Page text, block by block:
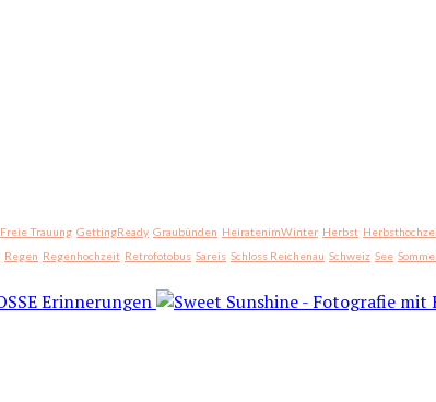
Freie Trauung GettingReady Graubünden HeiratenimWinter Herbst
Regen Regenhochzeit Retrofotobus Sareis Schloss Reichenau Schweiz See